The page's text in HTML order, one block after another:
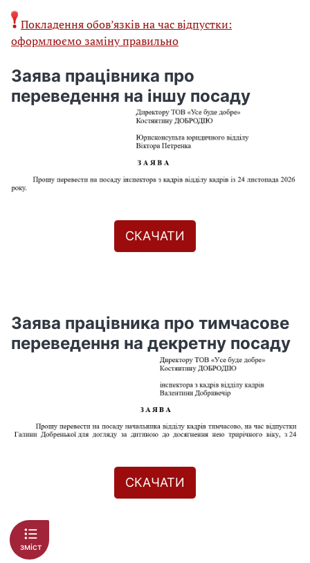
Покладення обов’язків на час відпустки:
оформлюємо заміну правильно
Заява працівника про
переведення на іншу посаду
СКАЧАТИ
Заява працівника про тимчасове
переведення на декретну посаду
СКАЧАТИ
зміст